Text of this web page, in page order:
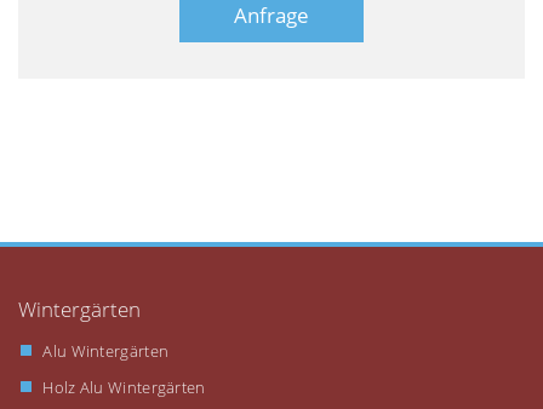
Anfrage
Wintergärten
Alu Wintergärten
Holz Alu Wintergärten